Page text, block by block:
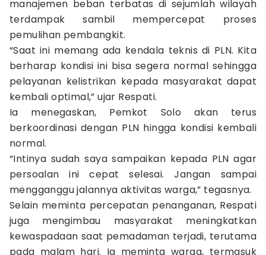
manajemen beban terbatas di sejumlah wilayah
terdampak sambil mempercepat proses
pemulihan pembangkit.
“Saat ini memang ada kendala teknis di PLN. Kita
berharap kondisi ini bisa segera normal sehingga
pelayanan kelistrikan kepada masyarakat dapat
kembali optimal,” ujar Respati.
Ia menegaskan, Pemkot Solo akan terus
berkoordinasi dengan PLN hingga kondisi kembali
normal.
“Intinya sudah saya sampaikan kepada PLN agar
persoalan ini cepat selesai. Jangan sampai
mengganggu jalannya aktivitas warga,” tegasnya.
Selain meminta percepatan penanganan, Respati
juga mengimbau masyarakat meningkatkan
kewaspadaan saat pemadaman terjadi, terutama
pada malam hari. Ia meminta warga, termasuk